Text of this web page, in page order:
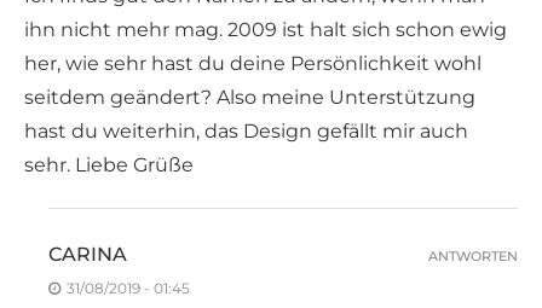
ihn nicht mehr mag. 2009 ist halt sich schon ewig
her, wie sehr hast du deine Persönlichkeit wohl
seitdem geändert? Also meine Unterstützung
hast du weiterhin, das Design gefällt mir auch
sehr. Liebe Grüße
CARINA
31/08/2019 - 01:45
ANTWORTEN